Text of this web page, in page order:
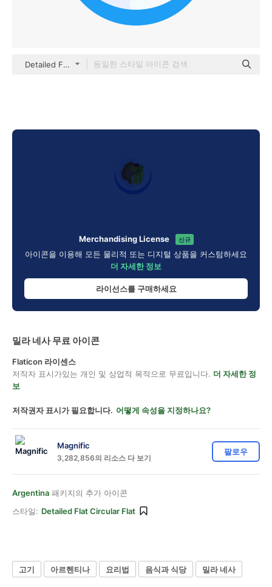
Detailed Flat Circular Flat
Merchandising License 신규
아이콘을 이용해 모든 물리적 또는 디지털 상품을 커스텀하세요
더 자세한 정보
라이선스를 구매하세요
밀라 네사 무료 아이콘
Flaticon 라이센스
저작자 표시가있는 개인 및 상업적 목적으로 무료입니다. 더 자세한 정
보
저작권자 표시가 필요합니다. 어떻게 속성을 지정하나요?
Magnific
3,282,856의 리소스 다 보기
팔로우
Argentina 패키지의 추가 아이콘
스타일: Detailed Flat Circular Flat
고기 아르헨티나 요리법 음식과 식당 밀라 네사